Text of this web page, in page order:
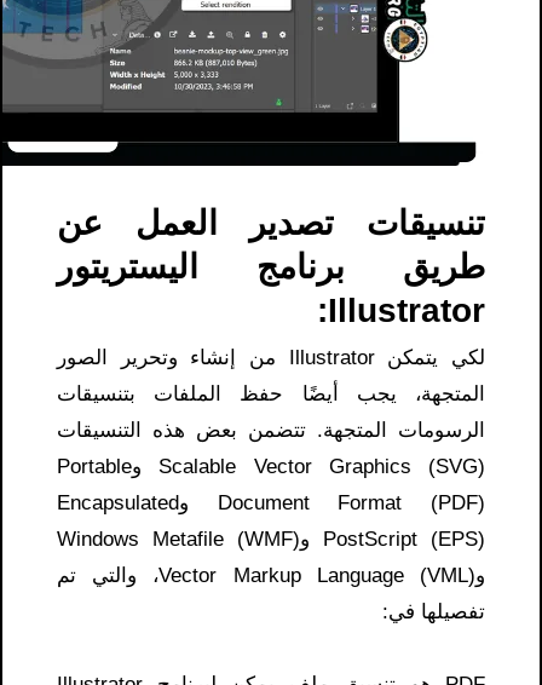
تنسيقات تصدير العمل عن
طريق برنامج اليستريتور
Illustrator:
لكي يتمكن Illustrator من إنشاء وتحرير الصور
المتجهة، يجب أيضًا حفظ الملفات بتنسيقات
الرسومات المتجهة. تتضمن بعض هذه التنسيقات
Scalable Vector Graphics (SVG) وPortable
Document Format (PDF) وEncapsulated
PostScript (EPS) وWindows Metafile (WMF)
وVector Markup Language (VML)، والتي تم
تفصيلها في: